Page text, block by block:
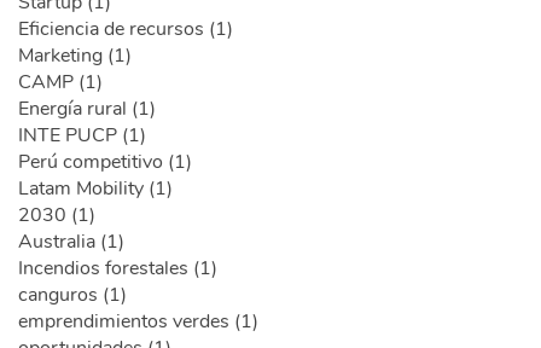
Eficiencia de recursos (1)
Marketing (1)
CAMP (1)
Energía rural (1)
INTE PUCP (1)
Perú competitivo (1)
Latam Mobility (1)
2030 (1)
Australia (1)
Incendios forestales (1)
canguros (1)
emprendimientos verdes (1)